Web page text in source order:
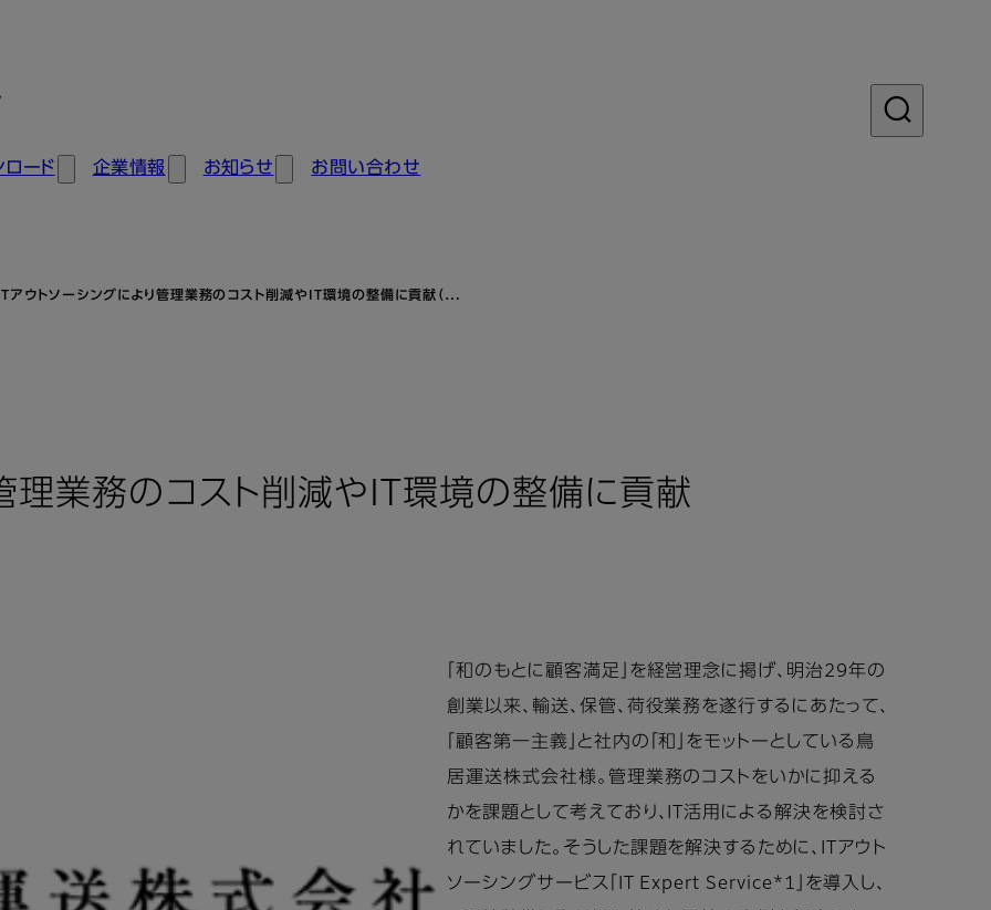
ード 企業情報 お知らせ お問い合わせ
アウトソーシングにより管理業務のコスト削減やIT環境の整備に貢献（…
理業務のコスト削減やIT環境の整備に貢献
「和のもとに顧客満足」を経営理念に掲げ、明治29年の
創業以来、輸送、保管、荷役業務を遂行するにあたって、
「顧客第一主義」と社内の「和」をモットーとしている鳥
居運送株式会社様。管理業務のコストをいかに抑える
かを課題として考えており、IT活用による解決を検討さ
れていました。そうした課題を解決するために、ITアウト
ソーシングサービス「IT Expert Service*1」を導入し、